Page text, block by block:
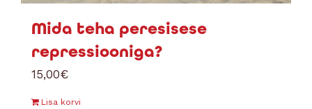
Mida teha peresisese
repressiooniga?
15,00€
Lisa korvi